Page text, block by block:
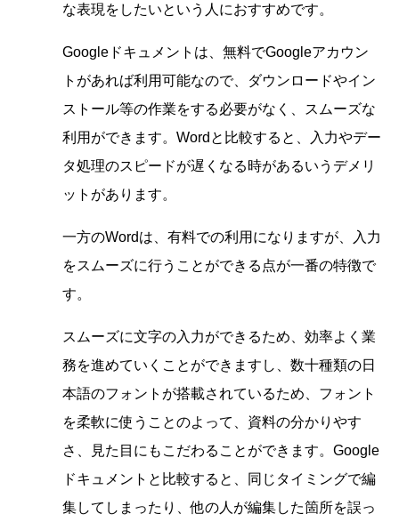
な表現をしたいという人におすすめです。
Googleドキュメントは、無料でGoogleアカウン
トがあれば利用可能なので、ダウンロードやイン
ストール等の作業をする必要がなく、スムーズな
利用ができます。Wordと比較すると、入力やデー
タ処理のスピードが遅くなる時があるいうデメリ
ットがあります。
一方のWordは、有料での利用になりますが、入力
をスムーズに行うことができる点が一番の特徴で
す。
スムーズに文字の入力ができるため、効率よく業
務を進めていくことができますし、 数十種類の日
本語のフォントが搭載されているため、フォント
を柔軟に使うことのよって、資料の分かりやす
さ、見た目にもこだわることができます。Google
ドキュメントと比較すると、同じタイミングで編
集してしまったり、他の人が編集した箇所を誤っ